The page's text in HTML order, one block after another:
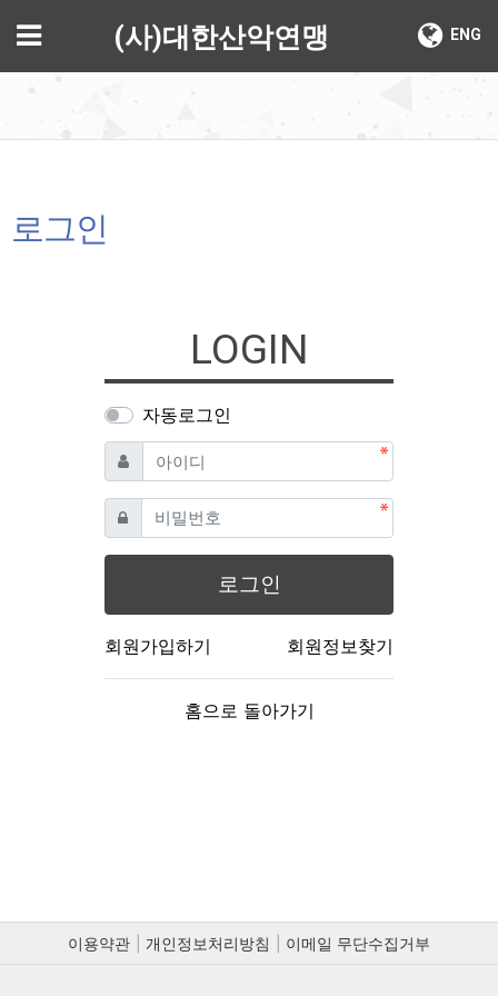
메뉴 ENG
(사)대한산악연맹
로그인
LOGIN
자동로그인
아이디 필수
비밀번호필수
로그인
회원가입하기 회원정보찾기
홈으로 돌아가기
이용약관 개인정보처리방침 이메일 무단수집거부